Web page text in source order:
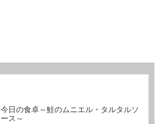
今日の食卓～鮭のムニエル・タルタルソ
ース～